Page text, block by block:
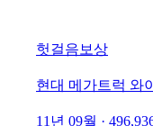
헛걸음보상
현대 메가트럭 와
11년 09월 ·